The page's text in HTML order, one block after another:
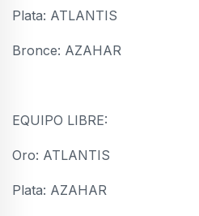
Plata: ATLANTIS
Bronce: AZAHAR
EQUIPO LIBRE:
Oro: ATLANTIS
Plata: AZAHAR